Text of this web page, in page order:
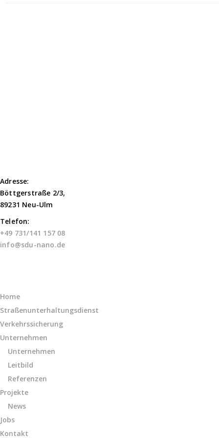
Adresse:
Böttgerstraße 2/3,
89231 Neu-Ulm
Telefon:
+49 731/141 157 08
info@sdu-nano.de
Home
Straßenunterhaltungsdienst
Verkehrssicherung
Unternehmen
Unternehmen
Leitbild
Referenzen
Projekte
News
Jobs
Kontakt